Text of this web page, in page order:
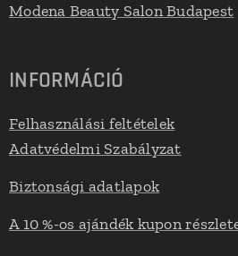
Modena Beauty Salon Budapest
INFORMÁCIÓ
Felhasználási feltételek
Adatvédelmi Szabályzat
Biztonsági adatlapok
A 10 %-os ajándék kupon